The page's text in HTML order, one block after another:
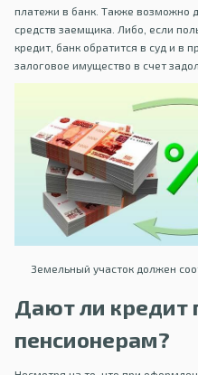
платежи в банк. Также возможно
средств заемщика. Либо, если
кредит, банк обратится в суд и в
залоговое имущество в счет
Земельный участок должен
Дают ли кредит
пенсионерам?